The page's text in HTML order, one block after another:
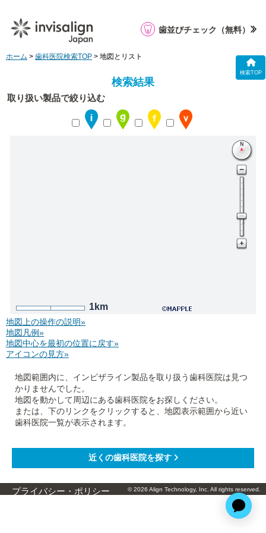
検索TOP
歯並びチェック （無料）
ホーム > 歯科医院検索TOP > 地図とリスト
検索結果
取り扱い製品で絞り込む
1km
地図上の操作の説明»
地図凡例»
地図中心を最初の位置に戻す»
アイコンの見方»
地図範囲内に、インビザライン製品を取り扱う歯科医院は見つ
かりませんでした。
地図を動かして周辺にある歯科医院をお探しください。
または、下のリンクをクリックすると、地図表示範囲から近い
歯科医院一覧が表示されます。
プライバシー・ポリシー © 2026 Align Technology, Inc. All rights reserved.